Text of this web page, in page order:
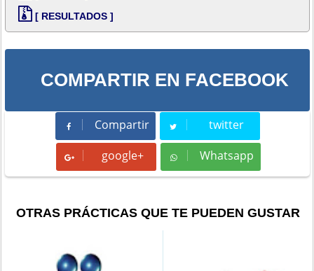
[ RESULTADOS ]
COMPARTIR EN FACEBOOK
Compartir
Compartir twitter
Tweet
google+ Whatsapp
Whatsapp
OTRAS PRÁCTICAS QUE TE PUEDEN GUSTAR